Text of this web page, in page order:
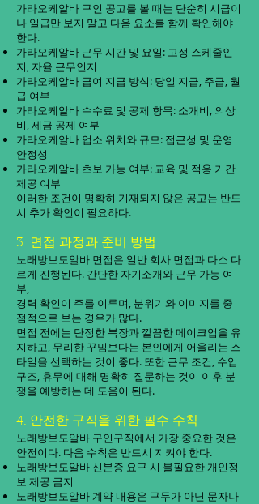
가라오케알바 구인 공고를 볼 때는 단순히 시급이
나 일급만 보지 말고 다음 요소를 함께 확인해야
한다.
가라오케알바 근무 시간 및 요일: 고정 스케줄인
지, 자율 근무인지
가라오케알바 급여 지급 방식: 당일 지급, 주급, 월
급 여부
가라오케알바 수수료 및 공제 항목: 소개비, 의상
비, 세금 공제 여부
가라오케알바 업소 위치와 규모: 접근성 및 운영
안정성
가라오케알바 초보 가능 여부: 교육 및 적응 기간
제공 여부
이러한 조건이 명확히 기재되지 않은 공고는 반드
시 추가 확인이 필요하다.
3. 면접 과정과 준비 방법
노래방보도알바 면접은 일반 회사 면접과 다소 다
르게 진행된다. 간단한 자기소개와 근무 가능 여
부,
경력 확인이 주를 이루며, 분위기와 이미지를 중
점적으로 보는 경우가 많다.
면접 전에는 단정한 복장과 깔끔한 메이크업을 유
지하고, 무리한 꾸밈보다는 본인에게 어울리는 스
타일을 선택하는 것이 좋다. 또한 근무 조건, 수입
구조, 휴무에 대해 명확히 질문하는 것이 이후 분
쟁을 예방하는 데 도움이 된다.
4. 안전한 구직을 위한 필수 수칙
노래방보도알바 구인구직에서 가장 중요한 것은
안전이다. 다음 수칙은 반드시 지켜야 한다.
노래방보도알바 신분증 요구 시 불필요한 개인정
보 제공 금지
노래방보도알바 계약 내용은 구두가 아닌 문자나